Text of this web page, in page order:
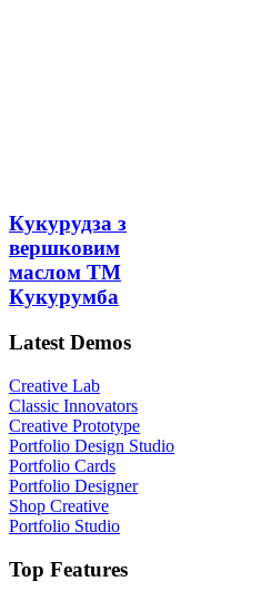
Кукурудза з
вершковим
маслом ТМ
Кукурумба
Latest Demos
Creative Lab
Classic Innovators
Creative Prototype
Portfolio Design Studio
Portfolio Cards
Portfolio Designer
Shop Creative
Portfolio Studio
Top Features